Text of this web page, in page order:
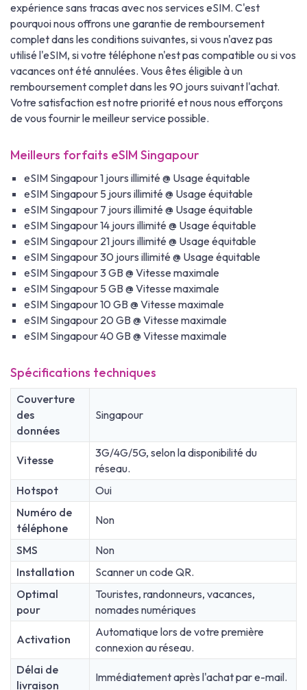
expérience sans tracas avec nos services eSIM. C'est
pourquoi nous offrons une garantie de remboursement
complet dans les conditions suivantes, si vous n'avez pas
utilisé l'eSIM, si votre téléphone n'est pas compatible ou si vos
vacances ont été annulées. Vous êtes éligible à un
remboursement complet dans les 90 jours suivant l'achat.
Votre satisfaction est notre priorité et nous nous efforçons
de vous fournir le meilleur service possible.
Meilleurs forfaits eSIM Singapour
eSIM Singapour 1 jours illimité @ Usage équitable
eSIM Singapour 5 jours illimité @ Usage équitable
eSIM Singapour 7 jours illimité @ Usage équitable
eSIM Singapour 14 jours illimité @ Usage équitable
eSIM Singapour 21 jours illimité @ Usage équitable
eSIM Singapour 30 jours illimité @ Usage équitable
eSIM Singapour 3 GB @ Vitesse maximale
eSIM Singapour 5 GB @ Vitesse maximale
eSIM Singapour 10 GB @ Vitesse maximale
eSIM Singapour 20 GB @ Vitesse maximale
eSIM Singapour 40 GB @ Vitesse maximale
Spécifications techniques
Couverture
des
données
Singapour
Vitesse
3G/4G/5G, selon la disponibilité du
réseau.
Hotspot
Oui
Numéro de
téléphone
Non
SMS
Non
Installation
Scanner un code QR.
Optimal
pour
Touristes, randonneurs, vacances,
nomades numériques
Activation
Automatique lors de votre première
connexion au réseau.
Délai de
livraison
Immédiatement après l'achat par e-mail.